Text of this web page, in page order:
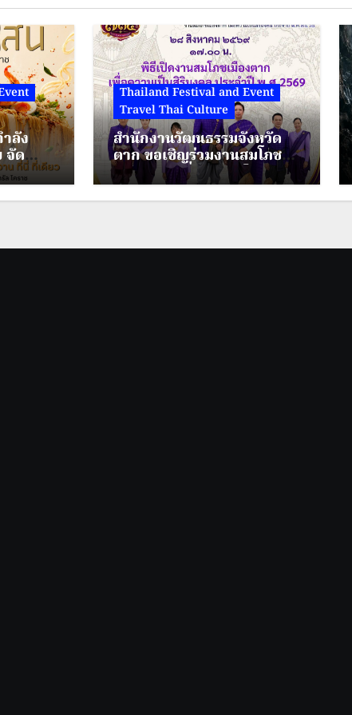
ลัง
จัด
ราช
ดัง–
Thailand Festival and Event
Travel Thai Culture
สำนักงานวัฒนธรรมจังหวัด
ตาก ขอเชิญร่วมงานสมโภช
เมืองตาก เพื่อความเป็นสิริ
มงคล ประจำปี พ.ศ.2569
ระหว่างวันที่ 28 – 30 สิงหาคม